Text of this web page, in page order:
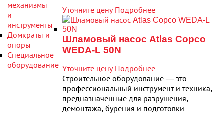
механизмы
и
инструменты
Домкраты и
опоры
Специальное
оборудование
Уточните цену Подробнее
Шламовый насос Atlas Copco
WEDA-L 50N
Уточните цену Подробнее
Строительное оборудование — это
профессиональный инструмент и техника,
предназначенные для разрушения,
демонтажа, бурения и подготовки